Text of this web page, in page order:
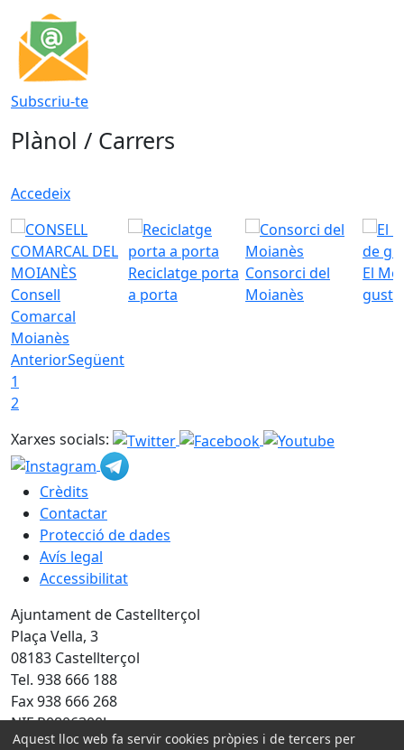
Subscriu-te
Plànol / Carrers
Accedeix
Consell
Comarcal
Moianès
Reciclatge porta
a porta
Consorci del
Moianès
El
gust
AnteriorSegüent
1
2
Xarxes socials:
Crèdits
Contactar
Protecció de dades
Avís legal
Accessibilitat
Ajuntament de Castellterçol
Plaça Vella, 3
08183 Castellterçol
Tel. 938 666 188
Fax 938 666 268
NIF P0806300J
Aquest lloc web fa servir cookies pròpies i de tercers per